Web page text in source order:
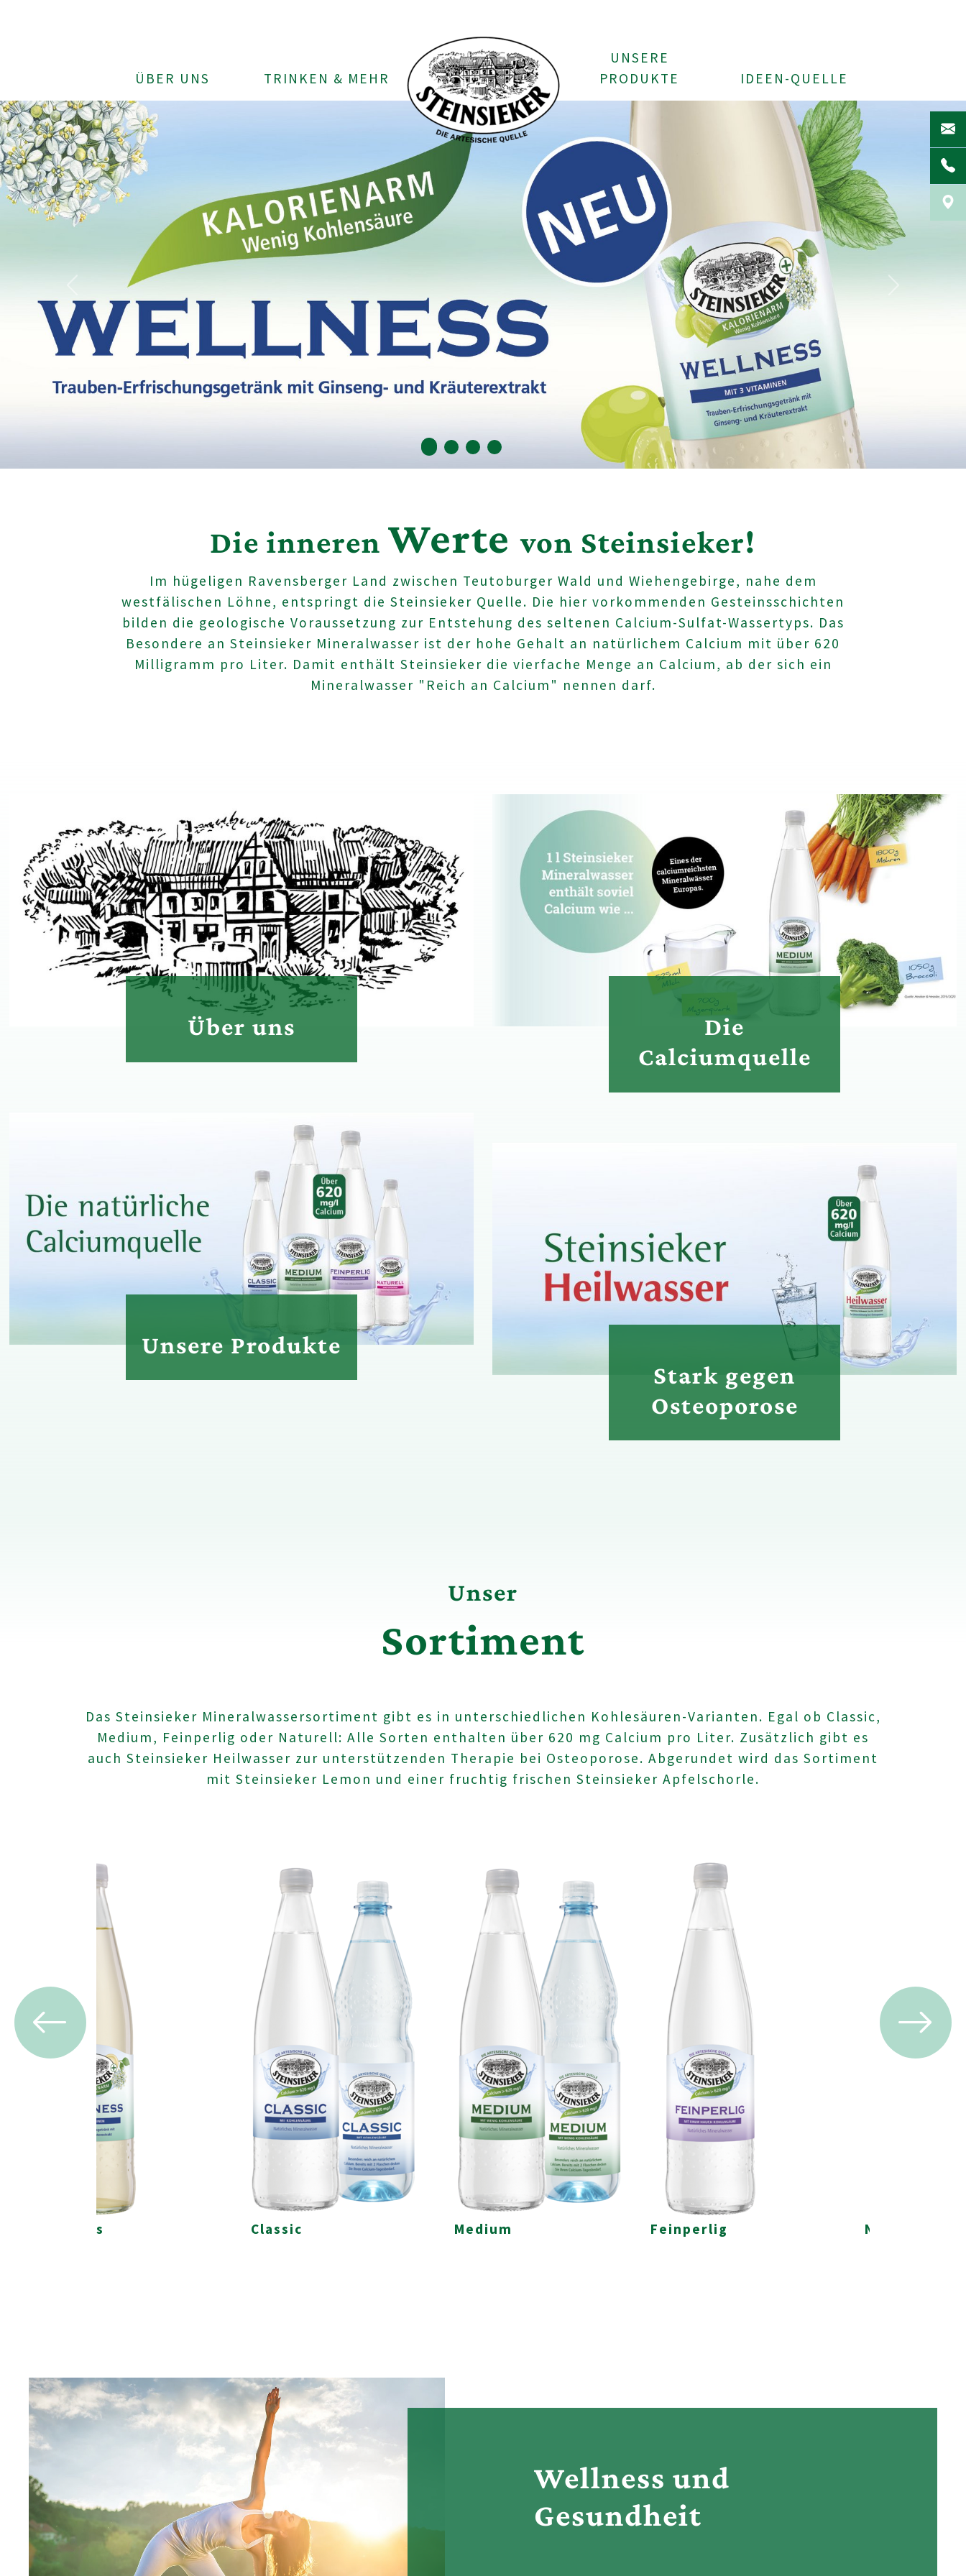
ÜBER UNS TRINKEN & MEHR
UNSERE
PRODUKTE
IDEEN-QUELLE
previous
Die inneren Wertevon Steinsieker!
Im hügeligen Ravensberger Land zwischen Teutoburger Wald und Wiehengebirge, nahe dem
westfälischen Löhne, entspringt die Steinsieker Quelle. Die hier vorkommenden Gesteinsschichten
bilden die geologische Voraussetzung zur Entstehung des seltenen Calcium-Sulfat-Wassertyps. Das
Besondere an Steinsieker Mineralwasser ist der hohe Gehalt an natürlichem Calcium mit über 620
Milligramm pro Liter. Damit enthält Steinsieker die vierfache Menge an Calcium, ab der sich ein
Mineralwasser "Reich an Calcium" nennen darf.
Über uns
Unsere Produkte
Die
Calciumquelle
Stark gegen
Osteoporose
Unser
Sortiment
Das Steinsieker Mineralwassersortiment gibt es in unterschiedlichen Kohlesäuren-Varianten. Egal ob Classic,
Medium, Feinperlig oder Naturell: Alle Sorten enthalten über 620 mg Calcium pro Liter. Zusätzlich gibt es
auch Steinsieker Heilwasser zur unterstützenden Therapie bei Osteoporose. Abgerundet wird das Sortiment
mit Steinsieker Lemon und einer fruchtig frischen Steinsieker Apfelschorle.
Wellness Classic Medium Feinperlig Naturell
Wellness und
Gesundheit